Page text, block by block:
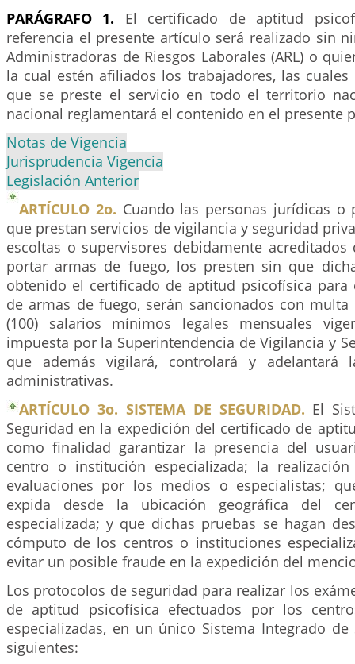
PARÁGRAFO 1. El certificado de aptitud
referencia el presente artículo será realizado sin
Administradoras de Riesgos Laborales (ARL) o
la cual estén afiliados los trabajadores, las cuales
que se preste el servicio en todo el territorio
nacional reglamentará el contenido en el presente
Notas de Vigencia
Jurisprudencia Vigencia
Legislación Anterior
ARTÍCULO 2o. Cuando las personas jurídicas o
que prestan servicios de vigilancia y seguridad
escoltas o supervisores debidamente
portar armas de fuego, los presten sin que
obtenido el certificado de aptitud psicofísica para
de armas de fuego, serán sancionados con
(100) salarios mínimos legales mensuales
impuesta por la Superintendencia de Vigilancia y
que además vigilará, controlará y adelantará
administrativas.
ARTÍCULO 3o. SISTEMA DE SEGURIDAD. El
Seguridad en la expedición del certificado de
como finalidad garantizar la presencia del
centro o institución especializada; la
evaluaciones por los medios o especialistas;
expida desde la ubicación geográfica del
especializada; y que dichas pruebas se hagan
cómputo de los centros o instituciones
evitar un posible fraude en la expedición del
Los protocolos de seguridad para realizar los
de aptitud psicofísica efectuados por los
especializadas, en un único Sistema Integrado
siguientes: